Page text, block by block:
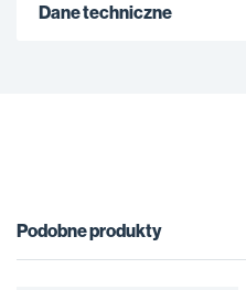
Dane techniczne
Podobne produkty